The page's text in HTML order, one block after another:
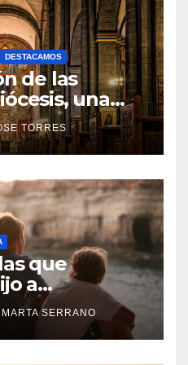
H
A
Y
C
O
M
N
T
A
R
I
O
S
DESTACAMOS
de las
una
el futuro de
TORRES
N
O
H
A
Y
que
a
MARTA SERRANO
N
O